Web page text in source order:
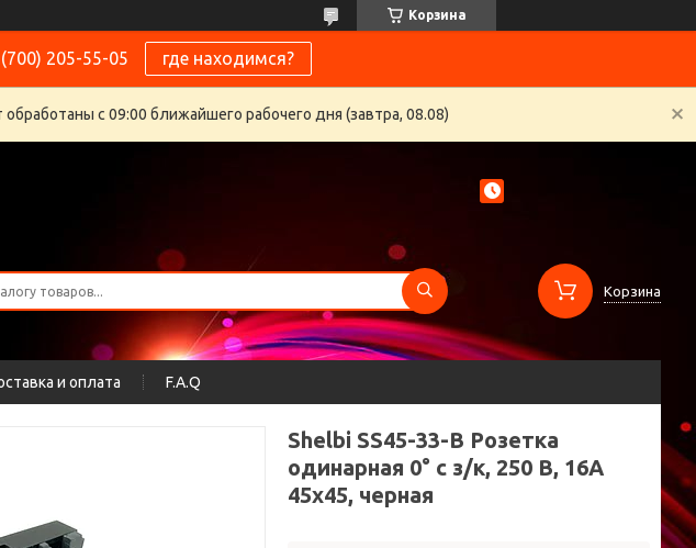
Корзина
205-55-05 где находимся?
с 09:00 ближайшего рабочего дня (завтра, 08.08)
Корзина
и оплата F.A.Q
Shelbi SS45-33-B Розетка
одинарная 0° с з/к, 250 В, 16A
45х45, черная